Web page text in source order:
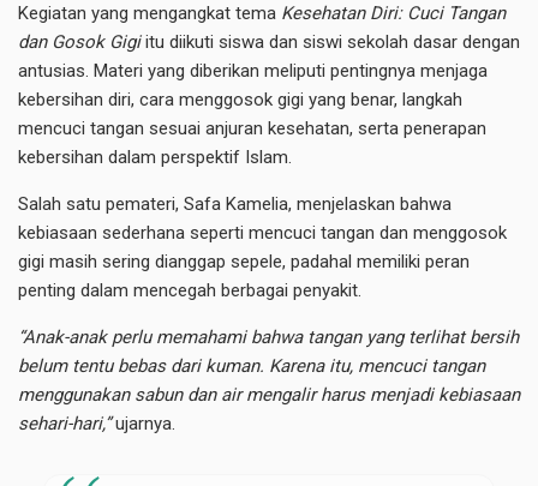
Kegiatan yang mengangkat tema Kesehatan Diri: Cuci Tangan
dan Gosok Gigiitu diikuti siswa dan siswi sekolah dasar dengan
antusias. Materi yang diberikan meliputi pentingnya menjaga
kebersihan diri, cara menggosok gigi yang benar, langkah
mencuci tangan sesuai anjuran kesehatan, serta penerapan
kebersihan dalam perspektif Islam.
Salah satu pemateri, Safa Kamelia, menjelaskan bahwa
kebiasaan sederhana seperti mencuci tangan dan menggosok
gigi masih sering dianggap sepele, padahal memiliki peran
penting dalam mencegah berbagai penyakit.
“Anak-anak perlu memahami bahwa tangan yang terlihat bersih
belum tentu bebas dari kuman. Karena itu, mencuci tangan
menggunakan sabun dan air mengalir harus menjadi kebiasaan
sehari-hari,”ujarnya.